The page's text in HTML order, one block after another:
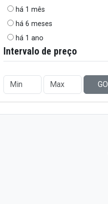
há 1 mês
há 6 meses
há 1 ano
Intervalo de preço
GO